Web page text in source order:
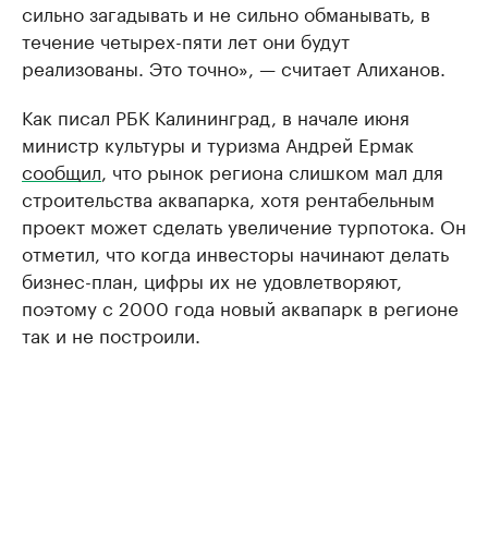
сильно загадывать и не сильно обманывать, в
течение четырех-пяти лет они будут
реализованы. Это точно», — считает Алиханов.
Как писал РБК Калининград, в начале июня
министр культуры и туризма Андрей Ермак
сообщил , что рынок региона слишком мал для
строительства аквапарка, хотя рентабельным
проект может сделать увеличение турпотока. Он
отметил, что когда инвесторы начинают делать
бизнес-план, цифры их не удовлетворяют,
поэтому с 2000 года новый аквапарк в регионе
так и не построили.